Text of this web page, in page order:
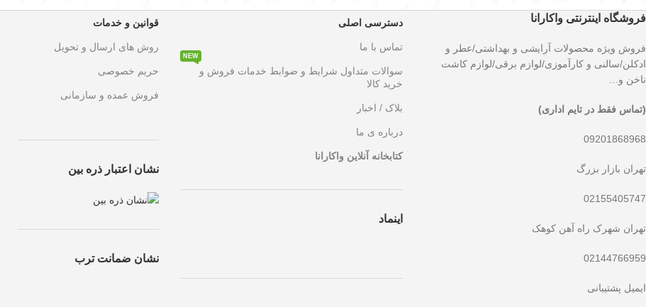
فروشگاه اینترنتی واکارانا
فروش ویژه محصولات آرایشی و بهداشتی/عطر و
ادکلن/سالنی و کارآموزی/لوازم برقی/لوازم کاشت
ناخن و…
(تماس فقط در تایم اداری)
09201868968
تهران بازار بزرگ
02155405747
تهران شهرک راه آهن کوهک
02144766959
ایمیل پشتیبانی
دسترسی اصلی
تماس با ما
سوالات متداول شرایط و ضوابط خدمات فروش و
خرید کالا
NEW
بلاک / اخبار
درباره ی ما
کتابخانه آنلاین واکارانا
اینماد
قوانین و خدمات
روش های ارسال و تحویل
حریم خصوصی
فروش عمده و سازمانی
نشان اعتبار ذره بین
نشان ضمانت ترب
به مدت محدود روی تمامی محصولات. این فرصت